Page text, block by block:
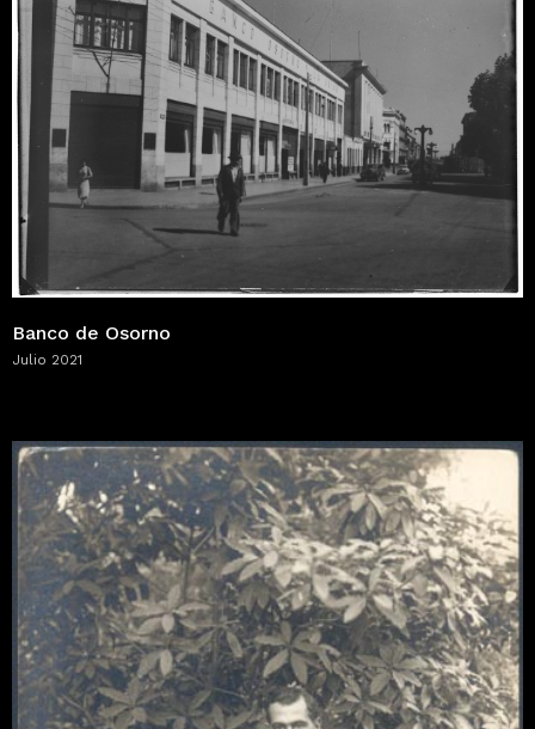
Banco de Osorno
Julio 2021